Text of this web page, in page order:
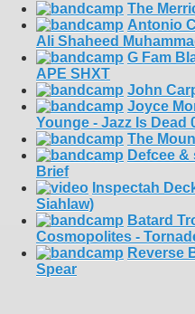
The
Antonio
Ali Shaheed
G Fam
APE SHXT
John
Joyce
Younge - Jazz Is Dead
The
Defcee
Brief
Inspectah
Siahlaw)
Batard
Cosmopolites -
Reverse
Spear